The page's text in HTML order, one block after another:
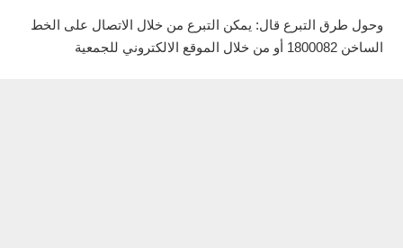
وحول طرق التبرع قال: يمكن التبرع من خلال الاتصال على الخط
الساخن 1800082 أو من خلال الموقع الالكتروني للجمعية